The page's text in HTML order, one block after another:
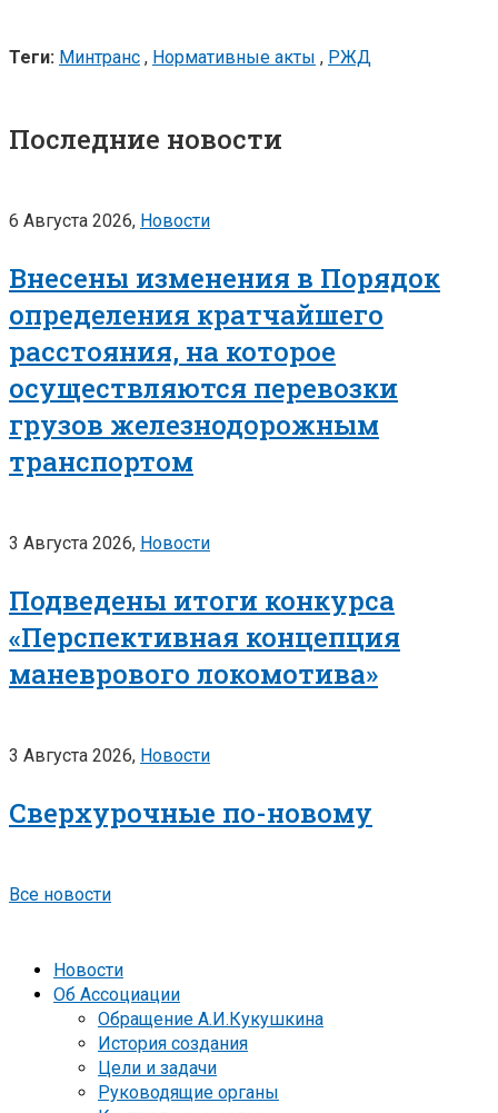
Теги: Минтранс , Нормативные акты , РЖД
Последние новости
6 Августа 2026, Новости
Внесены изменения в Порядок
определения кратчайшего
расстояния, на которое
осуществляются перевозки
грузов железнодорожным
транспортом
3 Августа 2026, Новости
Подведены итоги конкурса
«Перспективная концепция
маневрового локомотива»
3 Августа 2026, Новости
Сверхурочные по-новому
Все новости
Новости
Об Ассоциации
Обращение А.И.Кукушкина
История создания
Цели и задачи
Руководящие органы